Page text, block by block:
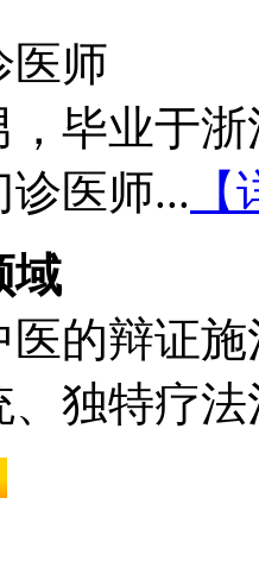
医师
，毕业于
医师...
域
医的辩证
、独特疗